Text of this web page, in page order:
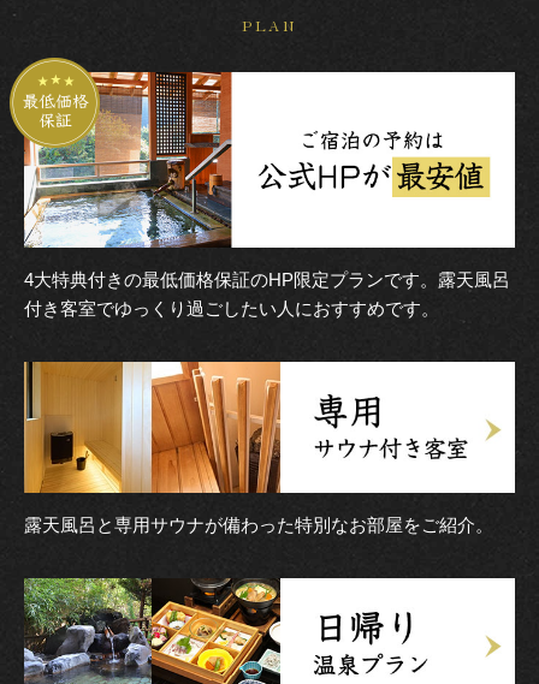
PLAN
4大特典付きの最低価格保証のHP限定プランです。露天風呂
付き客室でゆっくり過ごしたい人におすすめです。
露天風呂と専用サウナが備わった特別なお部屋をご紹介。